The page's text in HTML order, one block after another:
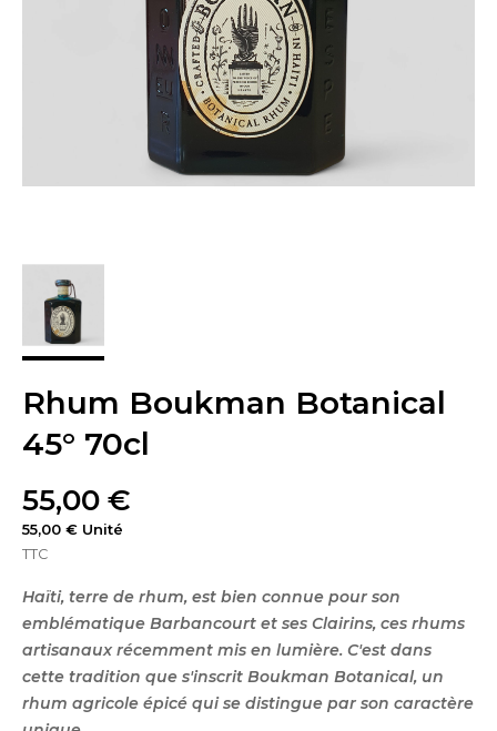
Rhum Boukman Botanical
45° 70cl
55,00 €
55,00 € Unité
TTC
Haïti, terre de rhum, est bien connue pour son
emblématique Barbancourt et ses Clairins, ces rhums
artisanaux récemment mis en lumière. C'est dans
cette tradition que s'inscrit Boukman Botanical, un
rhum agricole épicé qui se distingue par son caractère